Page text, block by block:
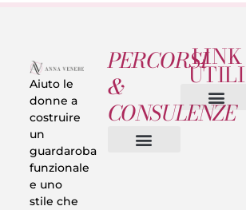
Aiuto le
donne a
costruire
un
guardaroba
funzionale
e uno
stile che
PERCORSI
&
CONSULENZE
LINK
UTILI